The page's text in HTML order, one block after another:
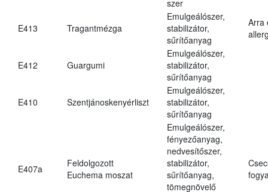
szer
E413 Tragantmézga
Emulgeálószer,
stabilizátor,
sűrítőanyag
Arra
E412 Guargumi
Emulgeálószer,
stabilizátor,
sűrítőanyag
E410 Szentjánoskenyérliszt
Emulgeálószer,
stabilizátor,
sűrítőanyag
E407a
Feldolgozott
Euchema moszat
Emulgeálószer,
fényezőanyag,
nedvesítőszer,
stabilizátor,
sűrítőanyag,
tömegnövelő